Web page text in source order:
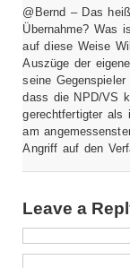
@Bernd – Das
Übernahme? Was
auf diese Weise
Auszüge der
seine
dass die NPD/VS
gerechtfertigter als
am
Angriff auf den
Leave a